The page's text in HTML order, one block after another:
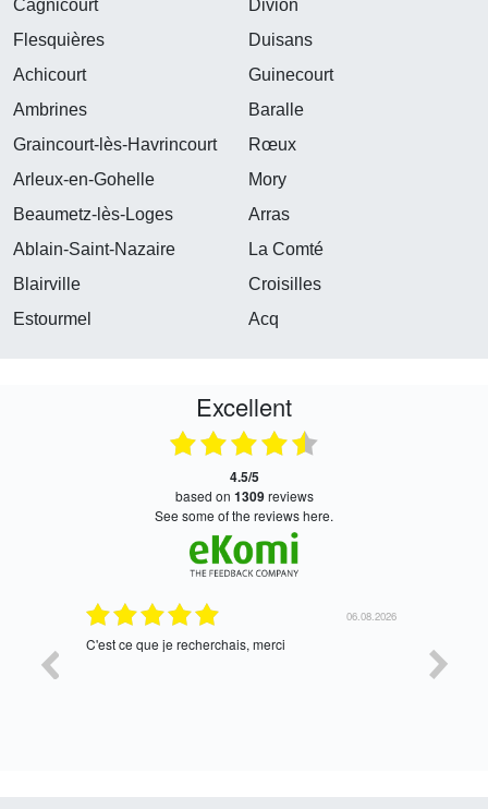
Cagnicourt
Divion
Flesquières
Duisans
Achicourt
Guinecourt
Ambrines
Baralle
Graincourt-lès-Havrincourt
Rœux
Arleux-en-Gohelle
Mory
Beaumetz-lès-Loges
Arras
Ablain-Saint-Nazaire
La Comté
Blairville
Croisilles
Estourmel
Acq
Excellent
4.5/5
based on 1309reviews
see some of the reviews here.
05.08.2026
tres bien